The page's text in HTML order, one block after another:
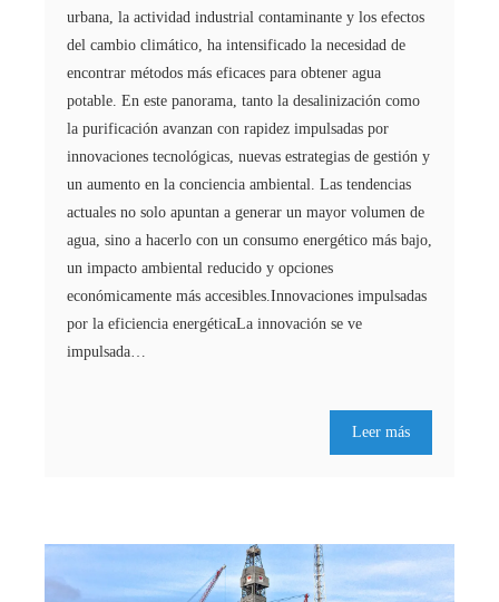
urbana, la actividad industrial contaminante y los efectos
del cambio climático, ha intensificado la necesidad de
encontrar métodos más eficaces para obtener agua
potable. En este panorama, tanto la desalinización como
la purificación avanzan con rapidez impulsadas por
innovaciones tecnológicas, nuevas estrategias de gestión y
un aumento en la conciencia ambiental. Las tendencias
actuales no solo apuntan a generar un mayor volumen de
agua, sino a hacerlo con un consumo energético más bajo,
un impacto ambiental reducido y opciones
económicamente más accesibles.Innovaciones impulsadas
por la eficiencia energéticaLa innovación se ve
impulsada…
Leer más